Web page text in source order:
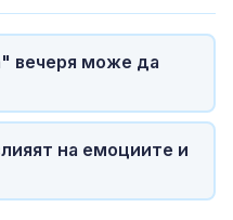
вечеря може да
на емоциите и